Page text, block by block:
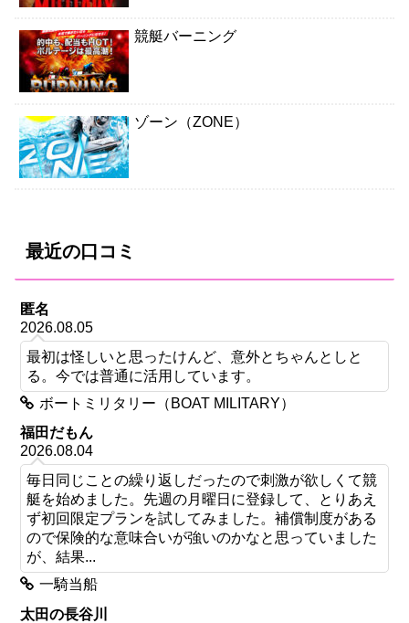
競艇バーニング
ゾーン（ZONE）
最近の口コミ
匿名
2026.08.05
最初は怪しいと思ったけんど、意外とちゃんとしと
る。今では普通に活用しています。
ボートミリタリー（BOAT MILITARY）
福田だもん
2026.08.04
毎日同じことの繰り返しだったので刺激が欲しくて競
艇を始めました。先週の月曜日に登録して、とりあえ
ず初回限定プランを試してみました。補償制度がある
ので保険的な意味合いが強いのかなと思っていました
が、結果...
一騎当船
太田の長谷川